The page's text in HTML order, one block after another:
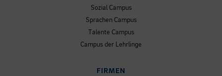
Sozial Campus
Sprachen Campus
Talente Campus
Campus der Lehrlinge
FIRMEN